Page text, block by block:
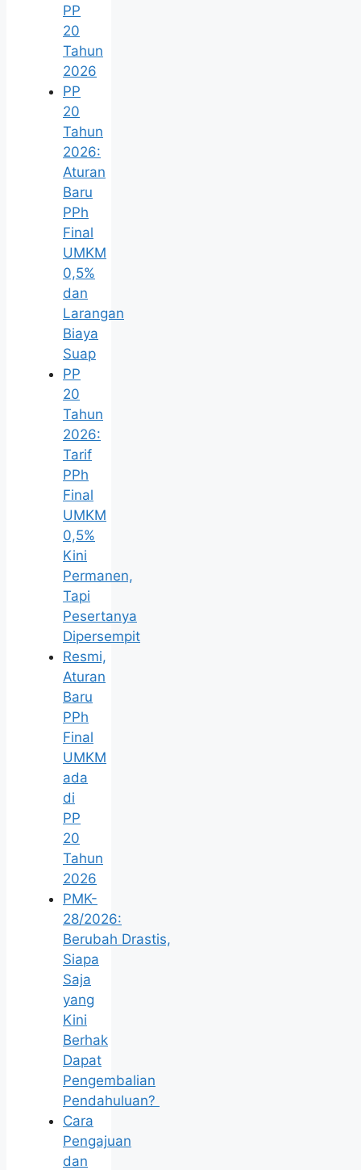
PP
20
Tahun
2026
PP
20
Tahun
2026:
Aturan
Baru
PPh
Final
UMKM
0,5%
dan
Larangan
Biaya
Suap
PP
20
Tahun
2026:
Tarif
PPh
Final
UMKM
0,5%
Kini
Permanen,
Tapi
Pesertanya
Dipersempit
Resmi,
Aturan
Baru
PPh
Final
UMKM
ada
di
PP
20
Tahun
2026
PMK-
28/2026:
Berubah Drastis,
Siapa
Saja
yang
Kini
Berhak
Dapat
Pengembalian
Pendahuluan?
Cara
Pengajuan
dan